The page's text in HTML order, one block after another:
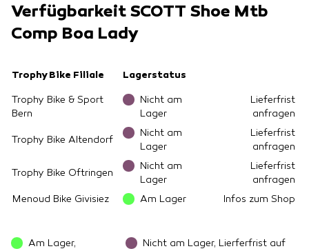
Verfügbarkeit SCOTT Shoe Mtb
Comp Boa Lady
Trophy Bike Filiale Lagerstatus
Trophy Bike & Sport
Bern
Nicht am
Lager
Lieferfrist
anfragen
Trophy Bike Altendorf
Nicht am
Lager
Lieferfrist
anfragen
Trophy Bike Oftringen
Nicht am
Lager
Lieferfrist
anfragen
Menoud Bike Givisiez
Am Lager Infos zum Shop
Am Lager,
Nicht am Lager, Lierferfrist auf